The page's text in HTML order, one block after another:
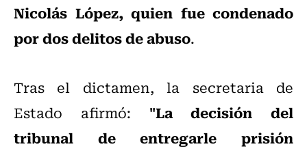
Nicolás López, quien fue condenado
por dos delitos de abuso.
Tras el dictamen, la secretaria de
Estado afirmó: "La decisión del
tribunal de entregarle prisión